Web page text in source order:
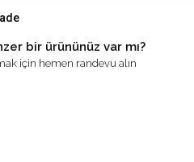
bir ürününüz var mı?
için hemen randevu alın